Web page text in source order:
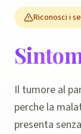
Riconosci i
Il tumore al
perche la
presenta